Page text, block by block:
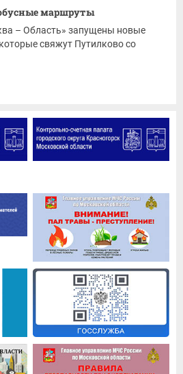
маршруты
– Область» запущены новые
свяжут Путилково со